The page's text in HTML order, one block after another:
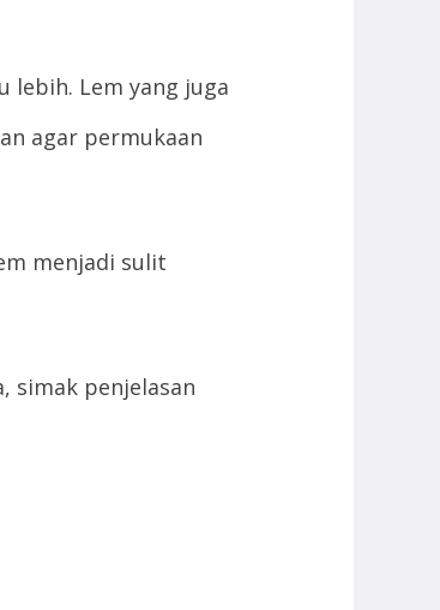
lebih. Lem yang juga
agar permukaan
menjadi sulit
simak penjelasan